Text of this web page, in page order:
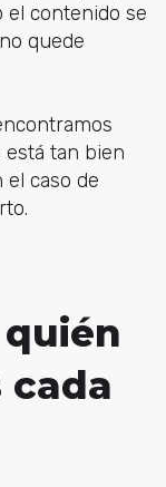
el contenido se
quede
tan bien
caso de
cada